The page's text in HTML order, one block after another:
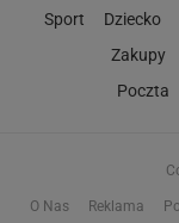
Sport Dziecko
Zakupy
Poczta
O Nas Reklama